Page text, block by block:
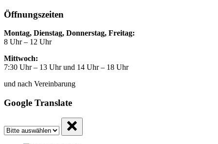
Öffnungszeiten
Montag, Dienstag, Donnerstag, Freitag:
8 Uhr – 12 Uhr
Mittwoch:
7:30 Uhr – 13 Uhr und 14 Uhr – 18 Uhr
und nach Vereinbarung
Google Translate